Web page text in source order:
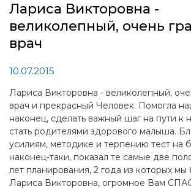
Лариса Викторовна -
великолепный, очень
врач
10.07.2015
Лариса Викторовна - великолепный,
врач и прекрасный Человек. Помогла
наконец, сделать важный шаг на пути к
стать родителями здорового малыша.
усилиям, методике и терпению тест на
наконец-таки, показал те самые две
лет планирования, 2 года из которых
Лариса Викторовна, огромное Вам